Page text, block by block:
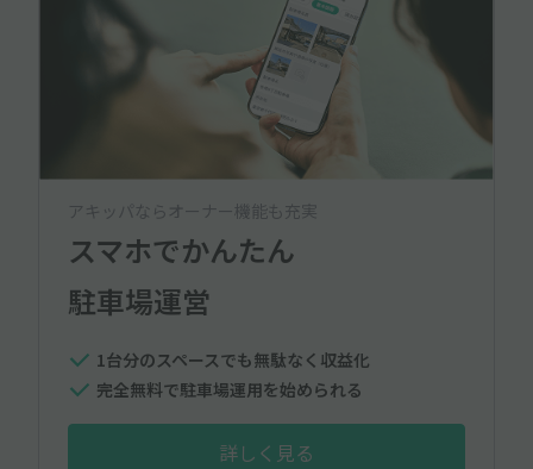
アキッパならオーナー機能も充実
スマホでかんたん
駐車場運営
1台分のスペースでも無駄なく収益化
完全無料で駐車場運用を始められる
詳しく見る